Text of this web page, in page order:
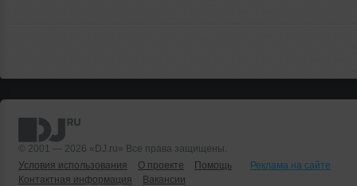
© 2001 — 2026 «DJ.ru» Все права защищены.
Условия использования
О проекте Помощь
Реклама на сайте
Контактная информация
Вакансии